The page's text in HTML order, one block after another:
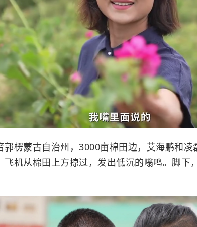
蒙古自治州，3000亩棉田边，艾海鹏和凌
飞机从棉田上方掠过，发出低沉的嗡鸣。脚下